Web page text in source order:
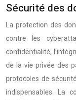
Sécurité des
La protection des
contre les
confidentialité,
de la vie privée des
protocoles de
indispensables. La